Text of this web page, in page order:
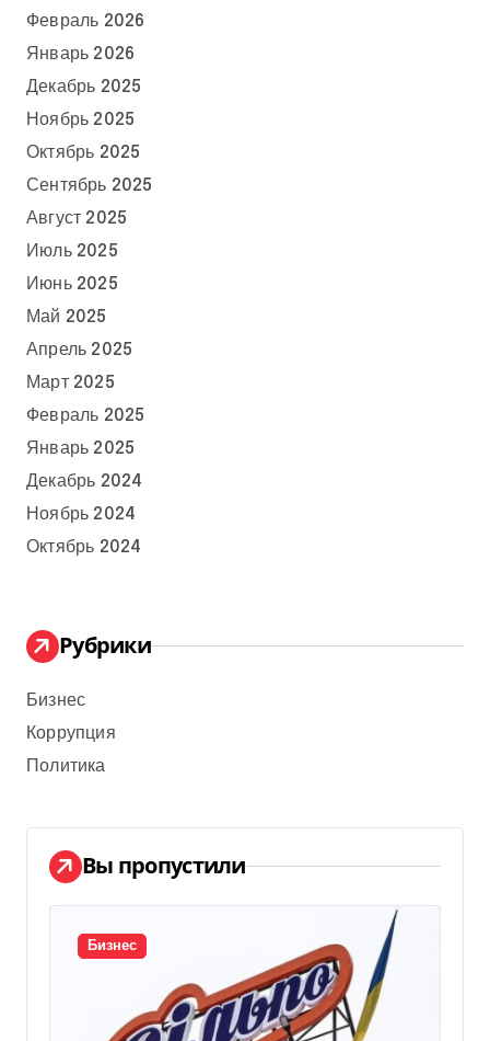
Февраль 2026
Январь 2026
Декабрь 2025
Ноябрь 2025
Октябрь 2025
Сентябрь 2025
Август 2025
Июль 2025
Июнь 2025
Май 2025
Апрель 2025
Март 2025
Февраль 2025
Январь 2025
Декабрь 2024
Ноябрь 2024
Октябрь 2024
Рубрики
Бизнес
Коррупция
Политика
Вы пропустили
Бизнес